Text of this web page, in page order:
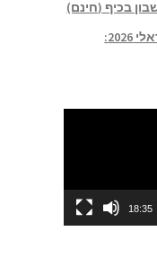
בכיף (חינם)
שבוע החלל הישראלי 2026:
18:35